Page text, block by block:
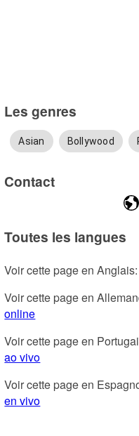
Les genres
Asian Bollywood
Contact
Toutes les langues
Voir cette page en Anglais:
Voir cette page en
online
Voir cette page en
ao vivo
Voir cette page en
en vivo